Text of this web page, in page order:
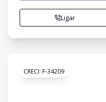
Ligar
CRECI: F-34209